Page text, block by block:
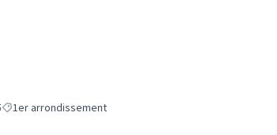
de la catégorie : APICQ 2025
Filtrer les résultats pour la localisation : 1er arrondissement
1er arrondissement